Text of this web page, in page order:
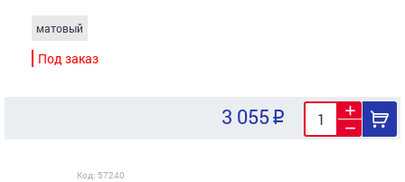
матовый
Под заказ
3 055
Код: 57240